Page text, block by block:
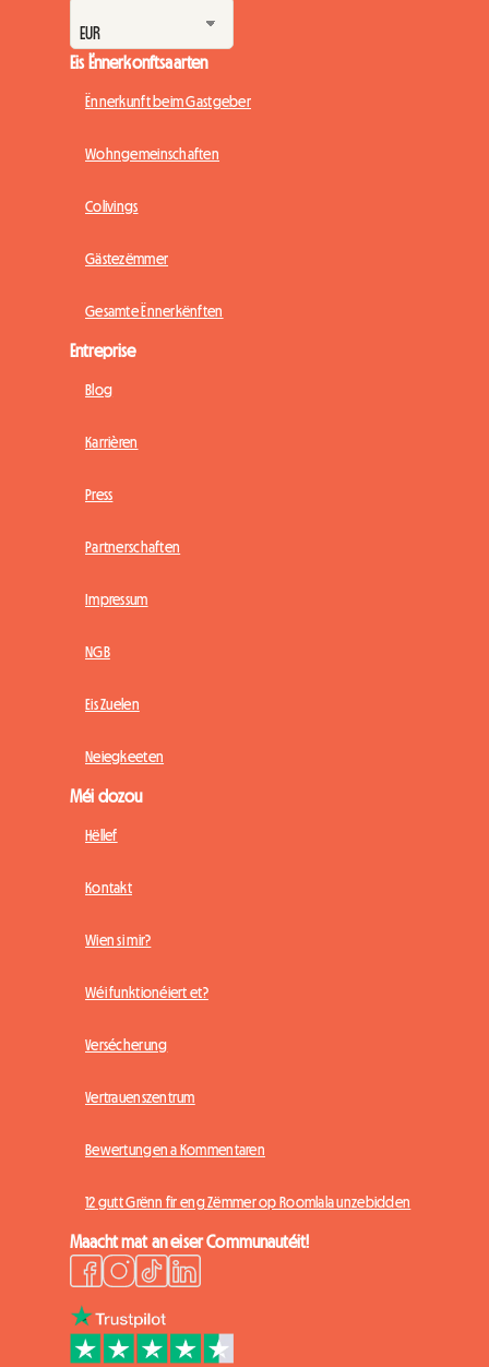
Eis Ënnerkonftsaarten
Ënnerkunft beim Gastgeber
Wohngemeinschaften
Colivings
Gästezëmmer
Gesamte Ënnerkënften
Entreprise
Blog
Karrièren
Press
Partnerschaften
Impressum
NGB
Eis Zuelen
Neiegkeeten
Méi dozou
Hëllef
Kontakt
Wien si mir?
Wéi funktionéiert et?
Versécherung
Vertrauenszentrum
Bewertungen a Kommentaren
12 gutt Grënn fir eng Zëmmer op Roomlala unzebidden
Maacht mat an eiser Communautéit!